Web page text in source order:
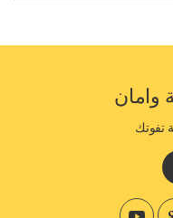
وامان
تفوتك